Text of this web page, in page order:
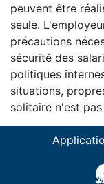
peuvent être
seule.
précautions
sécurité des
politiques
situations,
solitaire n'est